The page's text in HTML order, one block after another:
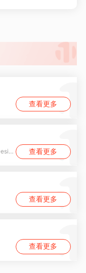
查看更多
Parsons The New School for Design 查看更多
查看更多
查看更多